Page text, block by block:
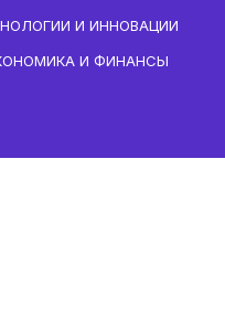
И ИННОВАЦИИ
И ФИНАНСЫ